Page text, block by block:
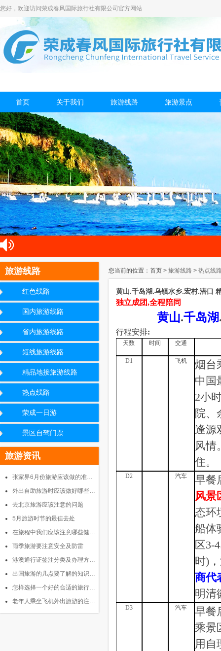
您好，欢迎访问荣成春风国际旅行社有限公司官方网站
首页 关于我们 旅游线路 旅游景点
旅游线路
红色线路
国内旅游线路
省内旅游线路
短线旅游线路
精品地接旅游线路
热点线路
荣成一日游
景区自驾门票
旅游资讯
张家界6月份旅游应该做的准…
外出自助旅游时应该做好哪些…
去北京旅游应该注意的问题
5月旅游时节的最佳去处
在旅程中我们应该注意哪些健…
雨季旅游要注意安全及防雷
港澳通行证签注分类及办理方…
出国旅游的几点要了解的知识…
怎样选择一个好的合适的旅行…
老年人乘坐飞机外出旅游的注…
您当前的位置：首页 > 旅游线路 > 热点线
黄山.千岛湖.乌镇水乡.宏村.潜口
独立成团,全程陪同
黄山.千岛湖
行程安排:
天数 时间 交通
D1 飞机
烟台
中国
2小
院、
逢源
风情
住。
D2 汽车
早餐
风景
态环
船体
区3-4
时)
商代
明清
D3 汽车
早餐
乘景
用自